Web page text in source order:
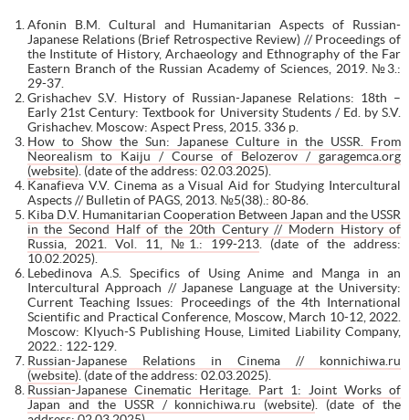
Afonin B.M. Cultural and Humanitarian Aspects of Russian-
Japanese Relations (Brief Retrospective Review) // Proceedings of
the Institute of History, Archaeology and Ethnography of the Far
Eastern Branch of the Russian Academy of Sciences, 2019. №3.:
29-37.
Grishachev S.V. History of Russian-Japanese Relations: 18th –
Early 21st Century: Textbook for University Students / Ed. by S.V.
Grishachev. Moscow: Aspect Press, 2015. 336 p.
How to Show the Sun: Japanese Culture in the USSR. From
Neorealism to Kaiju / Course of Belozerov / garagemca.org
(website). (date of the address: 02.03.2025).
Kanafieva V.V. Cinema as a Visual Aid for Studying Intercultural
Aspects // Bulletin of PAGS, 2013. №5(38).: 80-86.
Kiba D.V. Humanitarian Cooperation Between Japan and the USSR
in the Second Half of the 20th Century // Modern History of
Russia, 2021. Vol. 11, №1.: 199-213 . (date of the address:
10.02.2025).
Lebedinova A.S. Specifics of Using Anime and Manga in an
Intercultural Approach // Japanese Language at the University:
Current Teaching Issues: Proceedings of the 4th International
Scientific and Practical Conference, Moscow, March 10-12, 2022.
Moscow: Klyuch-S Publishing House, Limited Liability Company,
2022.: 122-129.
Russian-Japanese Relations in Cinema // konnichiwa.ru
(website). (date of the address: 02.03.2025).
Russian-Japanese Cinematic Heritage. Part 1: Joint Works of
Japan and the USSR / konnichiwa.ru (website) . (date of the